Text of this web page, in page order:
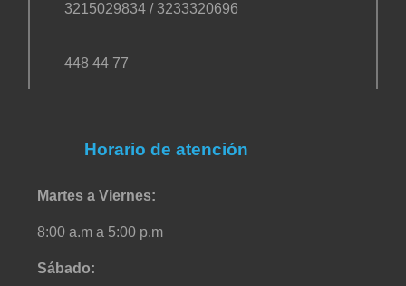
3215029834 / 3233320696
448 44 77
Horario de atención
Martes a Viernes:
8:00 a.m a 5:00 p.m
Sábado: